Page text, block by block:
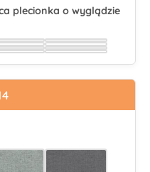
plecionka o wyglądzie
Wybierz
Wybierz
Wybierz